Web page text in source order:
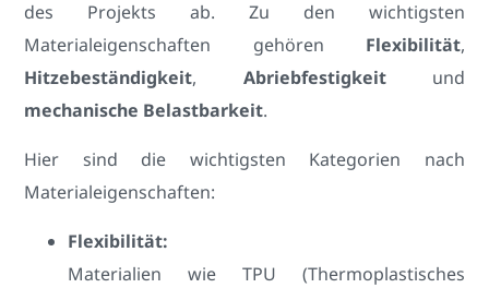
des Projekts ab. Zu den wichtigsten
Materialeigenschaften gehören Flexibilität,
Hitzebeständigkeit, Abriebfestigkeit und
mechanische Belastbarkeit.
Hier sind die wichtigsten Kategorien nach
Materialeigenschaften:
Flexibilität:
Materialien wie TPU (Thermoplastisches